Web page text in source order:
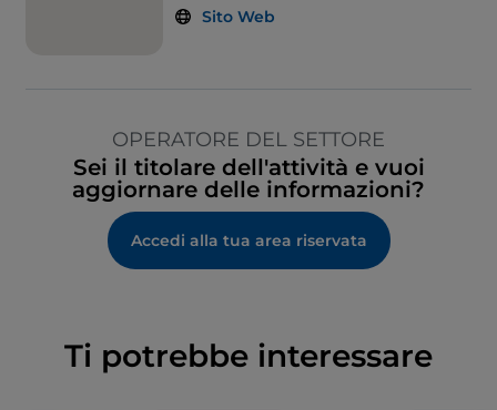
Sito Web
OPERATORE DEL SETTORE
Sei il titolare dell'attività e vuoi
aggiornare delle informazioni?
Accedi alla tua area riservata
Ti potrebbe interessare